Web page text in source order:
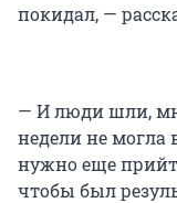
покидал, —
— И люди шли,
недели не могла
нужно еще
чтобы был